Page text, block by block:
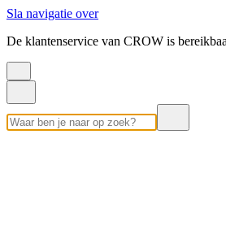
Sla navigatie over
De klantenservice van CROW is